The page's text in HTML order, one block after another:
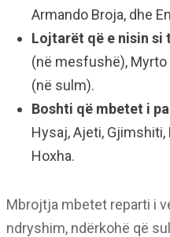
Armando Broja, dhe
Lojtarët që e nisin si
(në mesfushë), Myrto
(në sulm).
Boshti që mbetet i
Hysaj, Ajeti, Gjimshiti,
Hoxha.
Mbrojtja mbetet reparti i
ndryshim, ndërkohë që